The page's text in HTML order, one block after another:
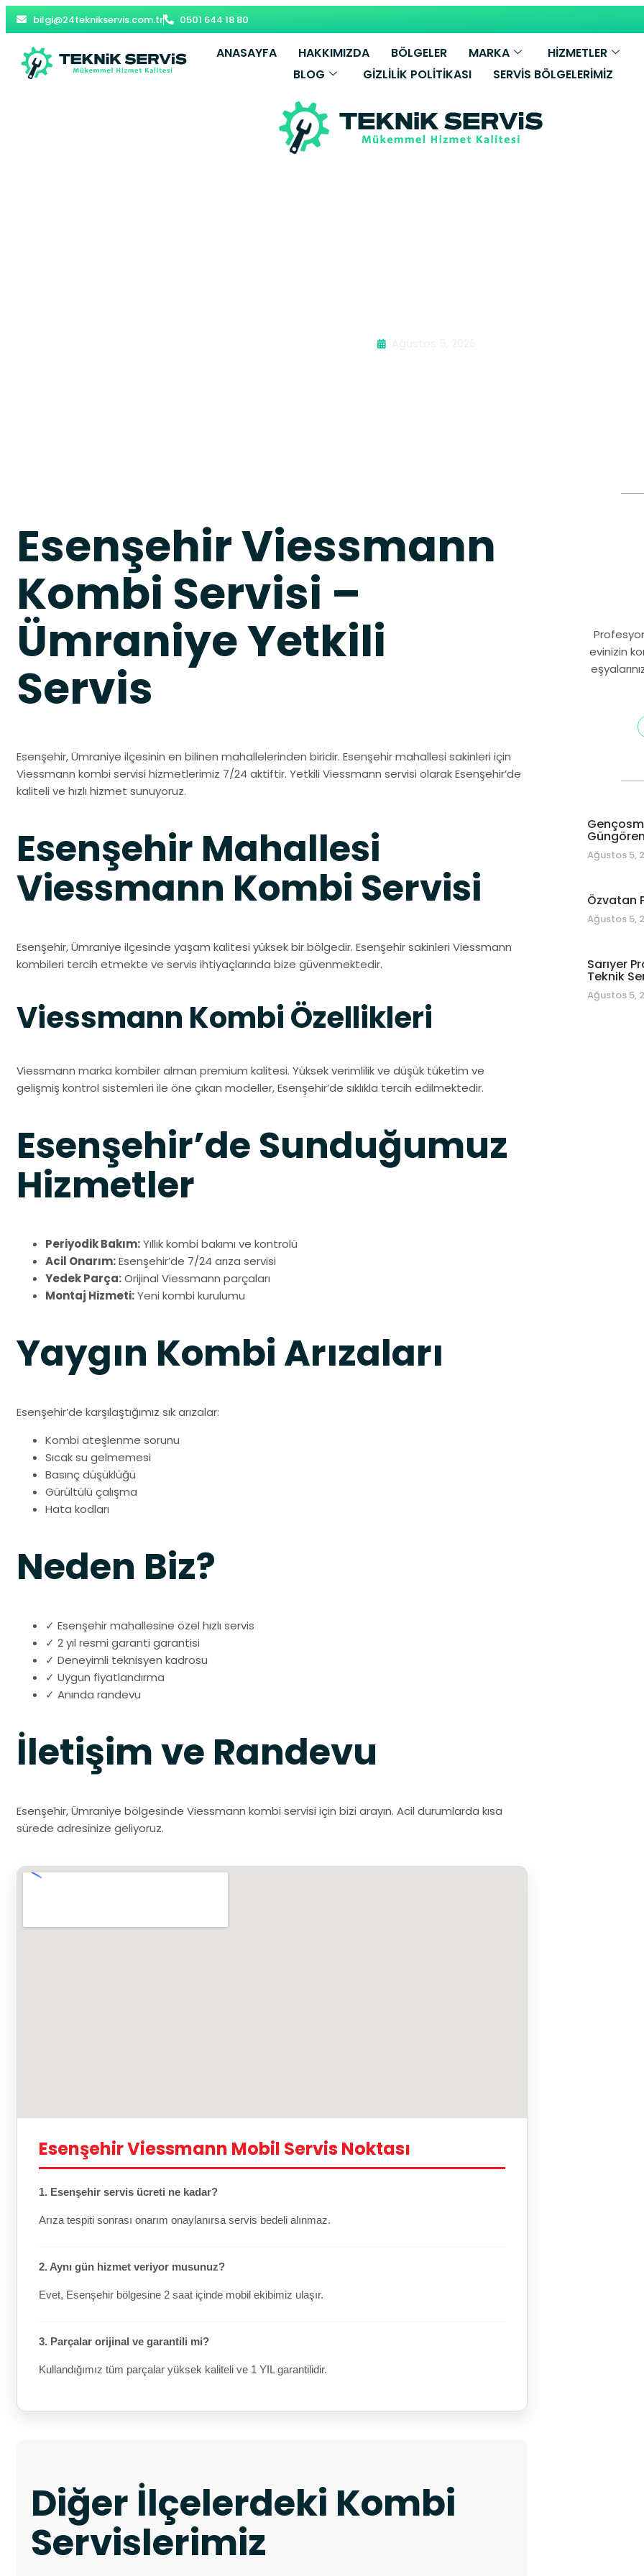
bilgi@24teknikservis.com.tr 0501 644 18 80
ANASAYFA HAKKIMIZDA BÖLGELER MARKA HİZMETLER
BLOG
GIZLILIK POLITIKASI SERVIS BÖLGELERIMIZ
Ağustos 5, 2026
Esenşehir Viessmann
Kombi Servisi –
Ümraniye Yetkili
Servis
Esenşehir, Ümraniye ilçesinin en bilinen mahallelerinden biridir. Esenşehir mahallesi sakinleri için
Viessmann kombi servisi hizmetlerimiz 7/24 aktiftir. Yetkili Viessmann servisi olarak Esenşehir’de
kaliteli ve hızlı hizmet sunuyoruz.
Esenşehir Mahallesi
Viessmann Kombi Servisi
Esenşehir, Ümraniye ilçesinde yaşam kalitesi yüksek bir bölgedir. Esenşehir sakinleri Viessmann
kombileri tercih etmekte ve servis ihtiyaçlarında bize güvenmektedir.
Viessmann Kombi Özellikleri
Viessmann marka kombiler alman premium kalitesi. Yüksek verimlilik ve düşük tüketim ve
gelişmiş kontrol sistemleri ile öne çıkan modeller, Esenşehir’de sıklıkla tercih edilmektedir.
Esenşehir’de Sunduğumuz
Hizmetler
Periyodik Bakım:Yıllık kombi bakımı ve kontrolü
Acil Onarım:Esenşehir’de 7/24 arıza servisi
Yedek Parça:Orijinal Viessmann parçaları
Montaj Hizmeti:Yeni kombi kurulumu
Yaygın Kombi Arızaları
Esenşehir’de karşılaştığımız sık arızalar:
Kombi ateşlenme sorunu
Sıcak su gelmemesi
Basınç düşüklüğü
Gürültülü çalışma
Hata kodları
Neden Biz?
✓ Esenşehir mahallesine özel hızlı servis
✓ 2 yıl resmi garanti garantisi
✓ Deneyimli teknisyen kadrosu
✓ Uygun fiyatlandırma
✓ Anında randevu
İletişim ve Randevu
Esenşehir, Ümraniye bölgesinde Viessmann kombi servisi için bizi arayın. Acil durumlarda kısa
sürede adresinize geliyoruz.
Esenşehir Viessmann Mobil Servis Noktası
1. Esenşehir servis ücreti ne kadar?
Arıza tespiti sonrası onarım onaylanırsa servis bedeli alınmaz.
2. Aynı gün hizmet veriyor musunuz?
Evet, Esenşehir bölgesine 2 saat içinde mobil ekibimiz ulaşır.
3. Parçalar orijinal ve garantili mi?
Kullandığımız tüm parçalar yüksek kaliteli ve 1 YIL garantilidir.
Diğer İlçelerdeki Kombi
Servislerimiz
evinizin
Ağustos 5,
Özvatan
Ağustos 5,
Sarıyer
Teknik
Ağustos 5,